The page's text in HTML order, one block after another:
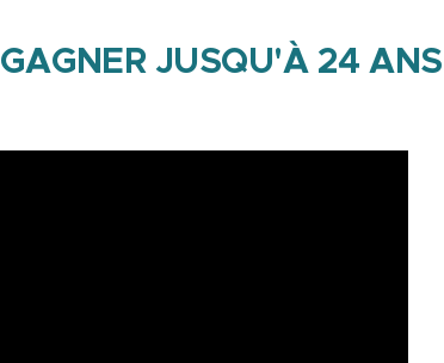
GAGNER JUSQU'À 24